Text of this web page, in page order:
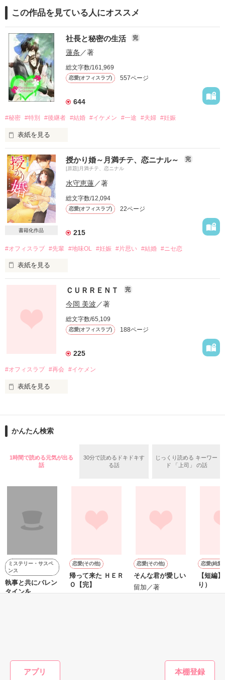
アプリ
この作品を見ている人にオススメ
社長と秘密の生活 完
蓮条 ／著
総文字数/161,969
恋愛(オフィスラブ) 557ページ
644
#秘密 #特別 #後継者 #結婚 #イケメン #一途 #夫婦 #妊娠
表紙を見る
親が決めた相手との結婚から
逃れる手段、それは……
『一流企業に就職すること』
“ 特別任務 ”
『３年以内に俺の子供を産む事』
佐久間 　杏花   　 ２３歳
×
“会長にひ孫の顔を見せる事”
たった一人の女に人生を懸ける
＊＊＊＊＊＊＊＊＊＊＊＊＊＊＊
応援して下さる全ての方に…
書籍化作品
授かり婚～月満チテ、恋ニナル～ 完
[原題]月満チテ、恋ニナル
水守恵蓮／著
総文字数/12,094
恋愛(オフィスラブ) 22ページ
215
#オフィスラブ #先輩 #地味OL #妊娠 #片思い #結婚 #ニセ恋
表紙を見る
明るくて優しくて爽やかでみんなの憧れの的
ただ焦がれるだけの存在だったオフィスの先輩
そんな彼から地味で内気なOLの私に
突然のプロポーズ…その真相は
「ごめん。責任とるから」
過ちの夜、授かってしまった子供の為でした
*:.｡..｡.:+･ﾟ ゜ﾟ･*:.｡..｡.:+･ﾟ ゜ﾟ･*:.｡..｡.:+
『好き』も『恋』もないままで
一生叶うことのない片想い――
彼からの愛は切なく甘い
*:.｡..｡.:+･ﾟ ゜ﾟ･*:.｡..｡.:+･ﾟ ゜ﾟ･*:.｡..｡.:+
2016.9.3　完結
作品を読む
ＣＵＲＲＥＮＴ 完
今岡 美波／著
総文字数/65,109
恋愛(オフィスラブ) 188ページ
225
#オフィスラブ #再会 #イケメン
表紙を見る
あの時から10年
「覚悟しとけよ？
あの時のこと、なかったことにはしねぇから」
そんなの、私は知りませんっ！
×
かんたん検索
1時間で読める元気が出る
話
30分で読めるドキドキす
る話
じっくり読める キーワー
ド 「上司」 の話
ミステリー・サスペ
ンス
執事と共にバレン
タインを。
恋愛(その他)
帰って来た ＨＥＲ
Ｏ【完】
恋愛(その他)
そんな君が愛しい
留加／著
恋愛(純愛)
【短編
り）